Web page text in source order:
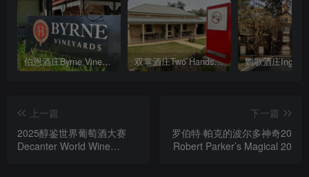
伯恩酒庄Byrne Vineyards 双掌酒庄Two Hands Wines 鹦歌酒庄
上一篇
2025醇鉴世界葡萄酒大赛
Decanter World Wine
下一篇
罗伯特·帕克的波尔多神奇20
Robert Parker’s Magical 20